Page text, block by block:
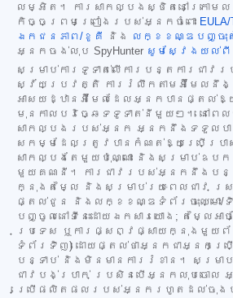
លម្អិត។ ការសាកល្បងស្ថិតនៅក្រោមល
កិច្ចព្រមព្រៀងរបស់អ្នកចំពោះ
ឯកជនភាព/ខូគី
និង លក្ខខណ្ឌបញ្ចុះ
អ្នកចង់លុប SpyHunter សូមស្វែងយល់ពី
សម្រាប់ការទូទាត់លើការបន្តការជាវ
ស្វ័យប្រវត្តិ ការរំលឹកតាមអ៊ីមែលនឹងត្
អាសយដ្ឋានអ៊ីមែលដែលអ្នកបានផ្តល់ឱ្យ
មុនកាលបរិច្ឆេទទូទាត់នីមួយៗ។ នៅពេលច
សាកល្បងរបស់អ្នក អ្នកនឹងទទួលបា
សកម្មដែលត្រូវបានកំណត់ឱ្យប្រើប្រា
សាកល្បងតែមួយប៉ុណ្ណោះ និងសម្រាប់ឧប
មួយគណនី។ ការជាវរបស់អ្នកនឹងប
ក្នុងតម្លៃ និងសម្រាប់រយៈពេលជាវ ស្រ
ផ្តល់ជូន និងលក្ខខណ្ឌទំព័រចុះឈ្មោះ/ទិ
បញ្ចូលនៅទីនេះដោយឯកសារយោង; តម្លៃអ
ប្រទេស ឬការផ្សព្វផ្សាយក្នុងមួយ
ទំព័រទិញ) ដោយផ្តល់ថាអ្នកជាអ្នកប្រើ
បន្ទាប់ និងមិនមានការរំខាន។ សម្រា
ជាវបង់ប្រាក់ ប្រសិនបើអ្នកលុបចោ
ប្រើផលិតផលរបស់អ្នករហូតដល់ចុងប